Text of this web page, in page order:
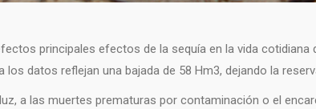
principales efectos de la sequía en la vida cotidiana
los datos reflejan una bajada de 58 Hm3, dejando la
a las muertes prematuras por contaminación o el